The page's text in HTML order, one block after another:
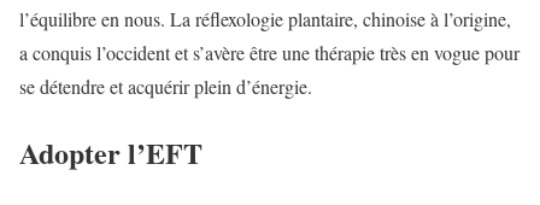
l’équilibre en nous. La réflexologie plantaire, chinoise à l’origine,
a conquis l’occident et s’avère être une thérapie très en vogue pour
se détendre et acquérir plein d’énergie.
Adopter l’EFT